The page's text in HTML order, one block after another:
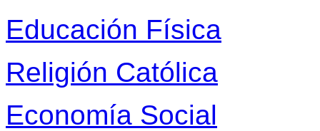
Educación Física
Religión Católica
Economía Social